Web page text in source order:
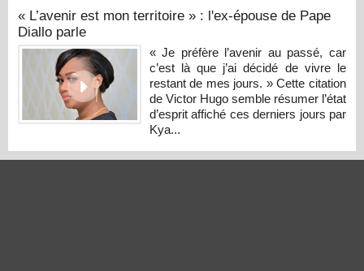
« L’avenir est mon territoire » : l'ex-épouse de Pape
Diallo parle
« Je préfère l’avenir au passé, car
c’est là que j’ai décidé de vivre le
restant de mes jours. » Cette citation
de Victor Hugo semble résumer l’état
d’esprit affiché ces derniers jours par
Kya...